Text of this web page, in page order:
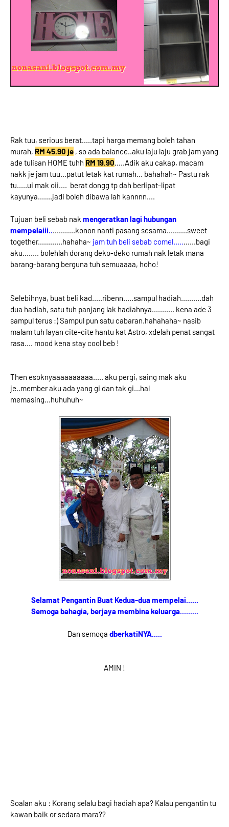
Rak tuu, serious berat.....tapi harga memang boleh tahan
murah, RM 45.90 je , so ada balance..aku laju laju grab jam yang
ade tulisan HOME tuhh RM 19.90.....Adik aku cakap, macam
nakk je jam tuu...patut letak kat rumah... bahahah~ Pastu rak
tu.....ui mak oii.... berat dongg tp dah berlipat-lipat
kayunya.......jadi boleh dibawa lah kannnn....
Tujuan beli sebab nak mengeratkan lagi hubungan
mempelaiii.............konon nanti pasang sesama..........sweet
together............hahaha~ jam tuh beli sebab comel...........bagi
aku........ bolehlah dorang deko-deko rumah nak letak mana
barang-barang berguna tuh semuaaaa, hoho!
Selebihnya, buat beli kad.....ribenn.....sampul hadiah..........dah
dua hadiah, satu tuh panjang lak hadiahnya........... kena ade 3
sampul terus :) Sampul pun satu cabaran.hahahaha~ nasib
malam tuh layan cite-cite hantu kat Astro, xdelah penat sangat
rasa.... mood kena stay cool beb !
Then esoknyaaaaaaaaaa..... aku pergi, saing mak aku
je..member aku ada yang gi dan tak gi...hal
memasing...huhuhuh~
Selamat Pengantin Buat Kedua-dua mempelai......
Semoga bahagia, berjaya membina keluarga.........
Dan semoga dberkatiNYA.....
AMIN !
Soalan aku : Korang selalu bagi hadiah apa? Kalau pengantin tu
kawan baik or sedara mara??